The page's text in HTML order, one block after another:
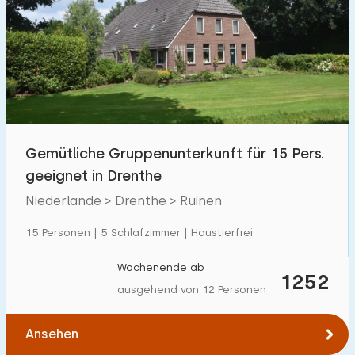
Schwimmbad 0
Eingezäunter Garten
Haustierfrei 5
Fahrradschuppen 7
Budget
€ 0 — € 1000+
Mindestanzahl
Gemütliche Gruppenunterkunft für 15 Pers.
geeignet in Drenthe
Niederlande > Drenthe > Ruinen
15 Personen | 5 Schlafzimmer | Haustierfrei
1252
Wochenende ab
ausgehend von 12 Personen
Ansehen